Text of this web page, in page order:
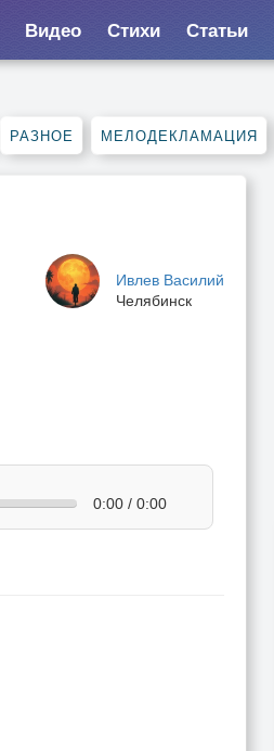
Видео Стихи Статьи
РАЗНОЕ МЕЛОДЕКЛАМАЦИЯ
Ивлев Василий
Челябинск
0:00 / 0:00